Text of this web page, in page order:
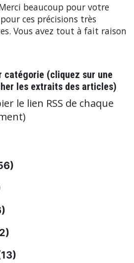
beaucoup pour votre
ces précisions très
Vous avez tout à fait raison
catégorie (cliquez sur une
les extraits des articles)
le lien RSS de chaque